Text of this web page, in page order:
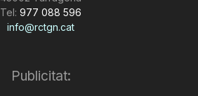
Tel: 977 088 596
info@rctgn.cat
Publicitat: